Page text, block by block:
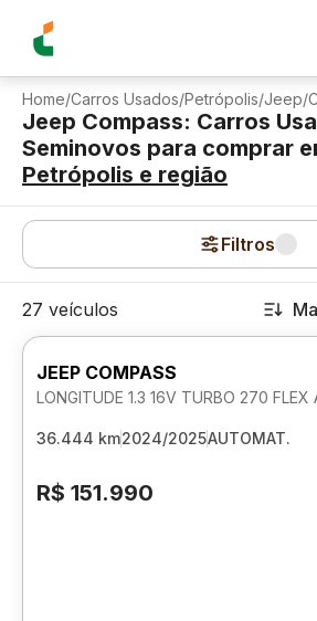
Home/Carros Usados/Petrópolis/Jeep/
Jeep Compass: Carros
Seminovos para comprar
Petrópolis e região
Filtros
27 veículos
JEEP COMPASS
LONGITUDE 1.3 16V TURBO 270 FLEX
36.444 km2024/2025AUTOMAT.
R$ 151.990